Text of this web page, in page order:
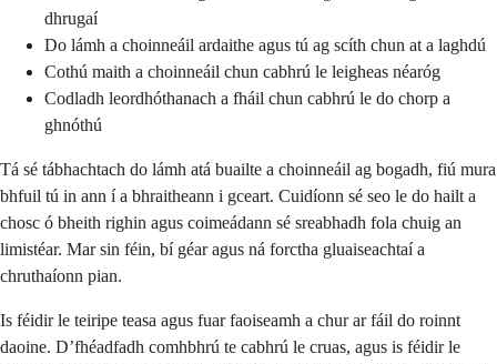
dhrugaí
Do lámh a choinneáil ardaithe agus tú ag scíth chun at a laghdú
Cothú maith a choinneáil chun cabhrú le leigheas néaróg
Codladh leordhóthanach a fháil chun cabhrú le do chorp a
ghnóthú
Tá sé tábhachtach do lámh atá buailte a choinneáil ag bogadh, fiú mura
bhfuil tú in ann í a bhraitheann i gceart. Cuidíonn sé seo le do hailt a
chosc ó bheith righin agus coimeádann sé sreabhadh fola chuig an
limistéar. Mar sin féin, bí géar agus ná forctha gluaiseachtaí a
chruthaíonn pian.
Is féidir le teiripe teasa agus fuar faoiseamh a chur ar fáil do roinnt
daoine. D’fhéadfadh comhbhrú te cabhrú le cruas, agus is féidir le